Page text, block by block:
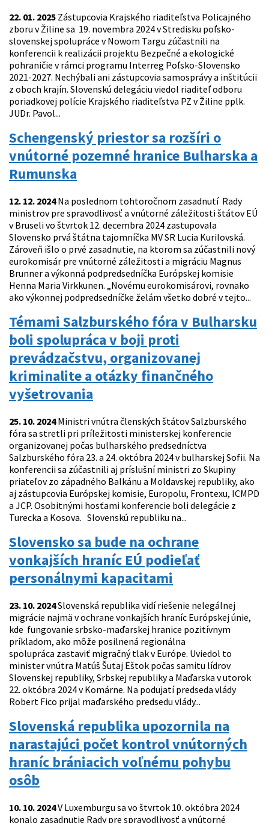
22. 01. 2025 Zástupcovia Krajského riaditeľstva Policajného
zboru v Žiline sa 19. novembra 2024 v Stredisku poľsko-
slovenskej spolupráce v Nowom Targu zúčastnili na
konferencii k realizácii projektu Bezpečné a ekologické
pohraničie v rámci programu Interreg Poľsko-Slovensko
2021-2027. Nechýbali ani zástupcovia samosprávy a inštitúcii
z oboch krajín. Slovenskú delegáciu viedol riaditeľ odboru
poriadkovej polície Krajského riaditeľstva PZ v Žiline pplk.
JUDr. Pavol...
Schengenský priestor sa rozšíri o
vnútorné pozemné hranice Bulharska a
Rumunska
12. 12. 2024Na poslednom tohtoročnom zasadnutí Rady
ministrov pre spravodlivosť a vnútorné záležitosti štátov EÚ
v Bruseli vo štvrtok 12. decembra 2024 zastupovala
Slovensko prvá štátna tajomníčka MV SR Lucia Kurilovská.
Zároveň išlo o prvé zasadnutie, na ktorom sa zúčastnili nový
eurokomisár pre vnútorné záležitosti a migráciu Magnus
Brunner a výkonná podpredsedníčka Európskej komisie
Henna Maria Virkkunen. „Novému eurokomisárovi, rovnako
ako výkonnej podpredsedníčke želám všetko dobré v tejto...
Témami Salzburského fóra v Bulharsku
boli spolupráca v boji proti
prevádzačstvu, organizovanej
kriminalite a otázky finančného
vyšetrovania
25. 10. 2024Ministri vnútra členských štátov Salzburského
fóra sa stretli pri príležitosti ministerskej konferencie
organizovanej počas bulharského predsedníctva
Salzburského fóra 23. a 24. októbra 2024 v bulharskej Sofii. Na
konferencii sa zúčastnili aj príslušní ministri zo Skupiny
priateľov zo západného Balkánu a Moldavskej republiky, ako
aj zástupcovia Európskej komisie, Europolu, Frontexu, ICMPD
a JCP. Osobitnými hosťami konferencie boli delegácie z
Turecka a Kosova. Slovenskú republiku na...
Slovensko sa bude na ochrane
vonkajších hraníc EÚ podieľať
personálnymi kapacitami
23. 10. 2024Slovenská republika vidí riešenie nelegálnej
migrácie najmä v ochrane vonkajších hraníc Európskej únie,
kde fungovanie srbsko-maďarskej hranice pozitívnym
príkladom, ako môže posilnená regionálna
spolupráca zastaviť migračný tlak v Európe. Uviedol to
minister vnútra Matúš Šutaj Eštok počas samitu lídrov
Slovenskej republiky, Srbskej republiky a Maďarska v utorok
22. októbra 2024 v Komárne. Na podujatí predseda vlády
Robert Fico prijal maďarského predsedu vlády...
Slovenská republika upozornila na
narastajúci počet kontrol vnútorných
hraníc brániacich voľnému pohybu
osôb
10. 10. 2024V Luxemburgu sa vo štvrtok 10. októbra 2024
konalo zasadnutie Rady pre spravodlivosť a vnútorné